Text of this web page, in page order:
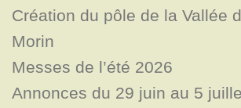
Création du pôle de la Vallée
Morin
Messes de l’été 2026
Annonces du 29 juin au 5